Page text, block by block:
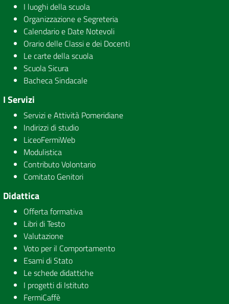
I luoghi della scuola
Organizzazione e Segreteria
Calendario e Date Notevoli
Orario delle Classi e dei Docenti
Le carte della scuola
Scuola Sicura
Bacheca Sindacale
I Servizi
Servizi e Attività Pomeridiane
Indirizzi di studio
LiceoFermiWeb
Modulistica
Contributo Volontario
Comitato Genitori
Didattica
Offerta formativa
Libri di Testo
Valutazione
Voto per il Comportamento
Esami di Stato
Le schede didattiche
I progetti di Istituto
FermiCaffè